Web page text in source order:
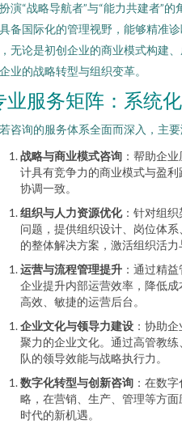
演“战略导航者”与“能力共建者”
备国际化的管理视野，能够精准
无论是初创企业的商业模式构建
业的战略转型与组织变革。
业服务矩阵：系统
咨询的服务体系全面而深入，主
战略与商业模式咨询 ：帮助企
计具有竞争力的商业模式与盈
协调一致。
组织与人力资源优化：针对组
问题，提供组织设计、岗位体
的整体解决方案，激活组织活力
运营与流程管理提升 ：通过精
企业提升内部运营效率，降低
高效、敏捷的运营后台。
企业文化与领导力建设 ：协助
聚力的企业文化。通过高管教
队的领导效能与战略执行力。
数字化转型与创新咨询 ：在数
略，在营销、生产、管理等方
时代的新机遇。